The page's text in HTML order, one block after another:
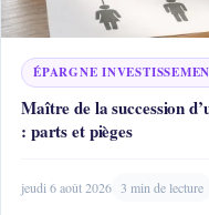
ÉPARGNE
Maître de la succession
: parts et pièges
jeudi 6 août 2026 3 min de lecture